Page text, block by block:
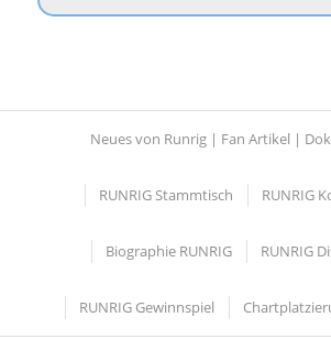
Neues von Runrig | Fan Artikel |
RUNRIG Stammtisch RUNRIG
Biographie RUNRIG RUNRIG
RUNRIG Gewinnspiel